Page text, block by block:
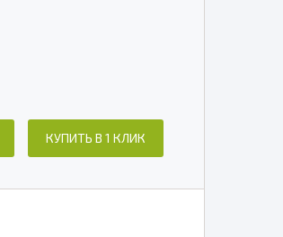
КУПИТЬ В 1 КЛИК